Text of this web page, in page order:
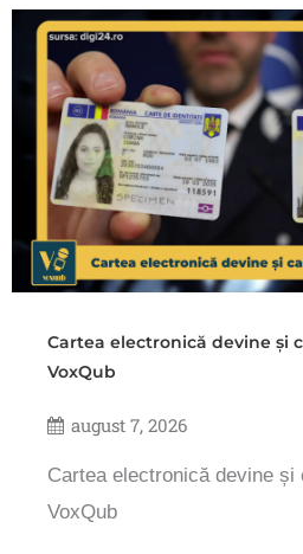
Cartea electronică devine și
VoxQub
august 7, 2026
Cartea electronică devine și
VoxQub